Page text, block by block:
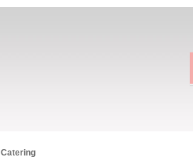
Catering